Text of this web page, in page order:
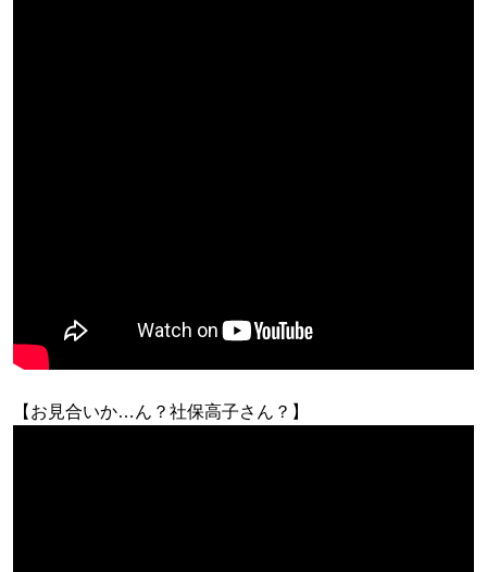
【お見合いか…ん？社保高子さん？】